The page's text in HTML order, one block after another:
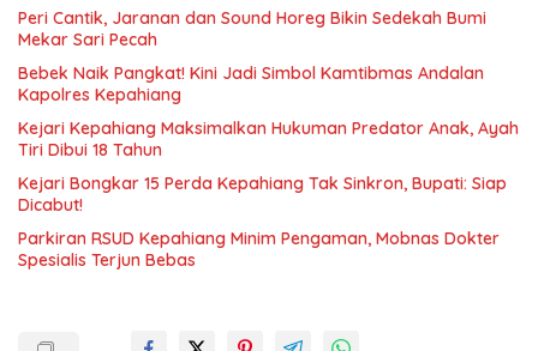
Peri Cantik, Jaranan dan Sound Horeg Bikin Sedekah Bumi
Mekar Sari Pecah
Bebek Naik Pangkat! Kini Jadi Simbol Kamtibmas Andalan
Kapolres Kepahiang
Kejari Kepahiang Maksimalkan Hukuman Predator Anak, Ayah
Tiri Dibui 18 Tahun
Kejari Bongkar 15 Perda Kepahiang Tak Sinkron, Bupati: Siap
Dicabut!
Parkiran RSUD Kepahiang Minim Pengaman, Mobnas Dokter
Spesialis Terjun Bebas